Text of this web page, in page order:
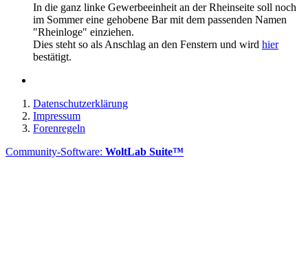
In die ganz linke Gewerbeeinheit an der Rheinseite soll noch
im Sommer eine gehobene Bar mit dem passenden Namen
"Rheinloge" einziehen.
Dies steht so als Anschlag an den Fenstern und wird hier
bestätigt.
Datenschutzerklärung
Impressum
Forenregeln
Community-Software: WoltLab Suite™